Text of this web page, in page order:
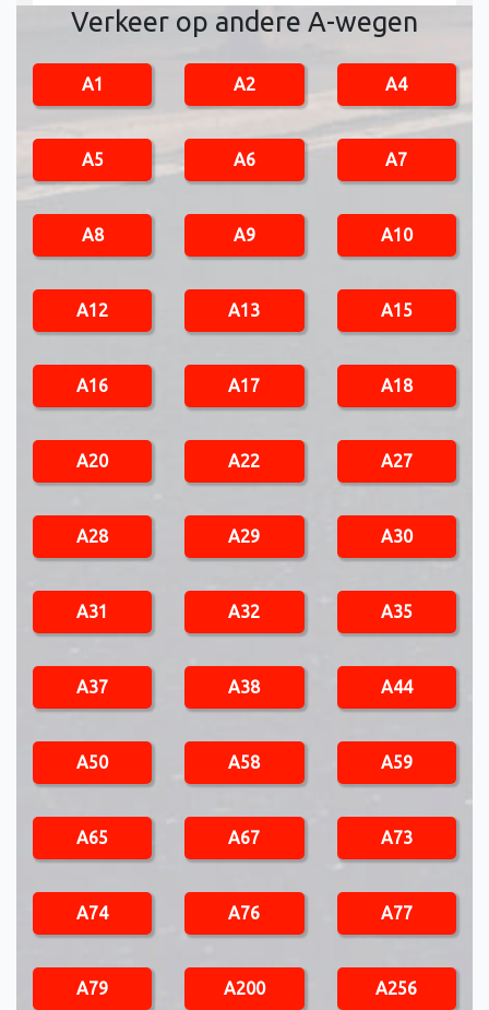
Verkeer op andere A-wegen
A1 A2 A4
A5 A6 A7
A8 A9 A10
A12 A13 A15
A16 A17 A18
A20 A22 A27
A28 A29 A30
A31 A32 A35
A37 A38 A44
A50 A58 A59
A65 A67 A73
A74 A76 A77
A79 A200 A256